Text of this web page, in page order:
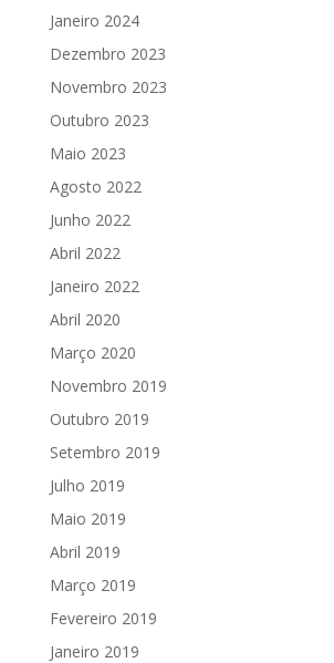
Janeiro 2024
Dezembro 2023
Novembro 2023
Outubro 2023
Maio 2023
Agosto 2022
Junho 2022
Abril 2022
Janeiro 2022
Abril 2020
Março 2020
Novembro 2019
Outubro 2019
Setembro 2019
Julho 2019
Maio 2019
Abril 2019
Março 2019
Fevereiro 2019
Janeiro 2019